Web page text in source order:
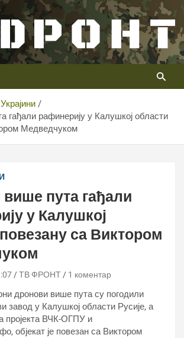
ФРОНТ
Србији
гађали рафинерију у Калушкој области
Медведчуком
пута гађали
у Калушкој
са Виктором
ТВ ФРОНТ 1 коментар
дронови више пута су погодили
завод у Калушкој области Русије, а
пројекта ВЧК-ОГПУ и
објекат је повезан са Виктором